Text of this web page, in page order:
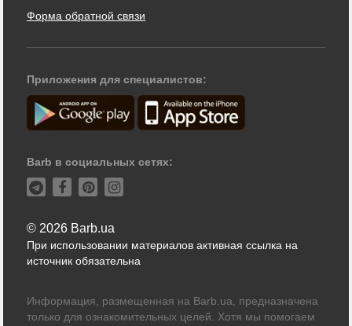
Форма обратной связи
Приложения для специалистов:
Barb в социальных сетях:
© 2026 Barb.ua
При использовании материалов активная ссылка на
источник обязательна
Информация, размещенная на Barb.ua, предназначена
только для ознакомительных целей. Хотя мы помогаем